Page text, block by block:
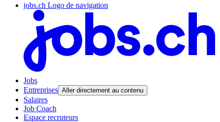
jobs.ch Logo de navigation
Jobs
Entreprises Aller directement au contenu
Salaires
Job Coach
Espace recruteurs